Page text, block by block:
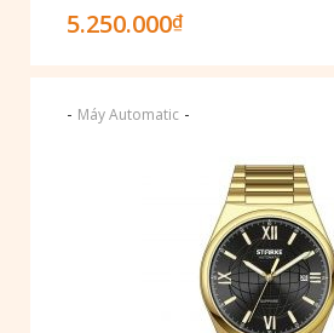
5.250.000₫
- Máy Automatic -